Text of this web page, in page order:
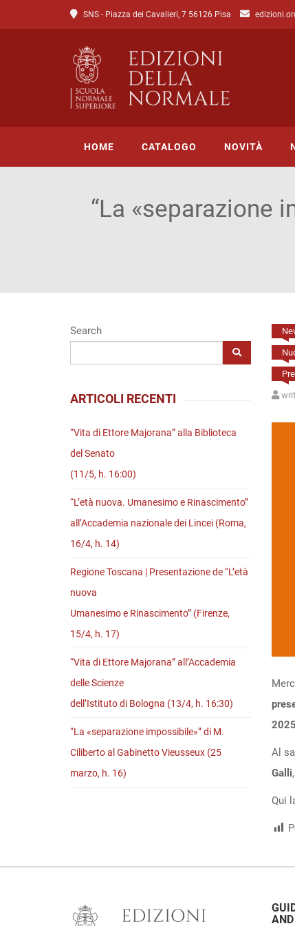
SNS - Piazza dei Cavalieri, 7 56126 Pisa
HOME CATALOGO
Tutto il catalogo
Incipit
NOVITÀ
“La «separazione
2025
Al
Galli
Qui
Search
ARTICOLI RECENTI
“Vita di Ettore Majorana” alla Biblioteca
del Senato
(11/5, h. 16:00)
“L’età nuova. Umanesimo e Rinascimento”
all’Accademia nazionale dei Lincei (Roma,
16/4, h. 14)
Regione Toscana | Presentazione de “L’età
nuova
Umanesimo e Rinascimento” (Firenze,
15/4, h. 17)
“Vita di Ettore Majorana” all’Accademia
delle Scienze
dell’Istituto di Bologna (13/4, h. 16:30)
“La «separazione impossibile»” di M.
Ciliberto al Gabinetto Vieusseux (25
marzo, h. 16)